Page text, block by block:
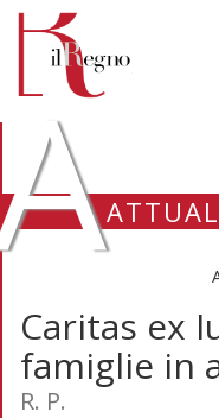
Caritas ex
famiglie in
R. P.